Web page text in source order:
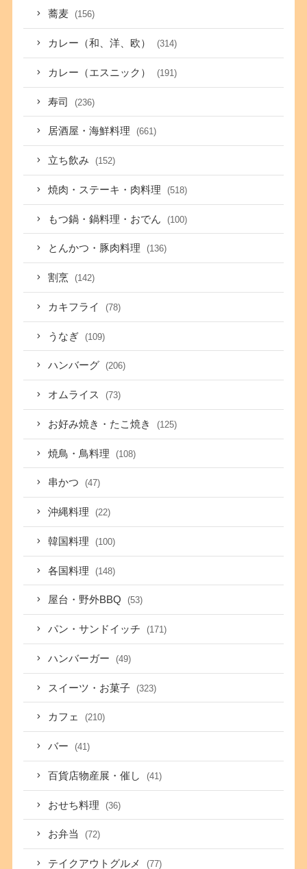
蕎麦 (156)
カレー（和、洋、欧） (314)
カレー（エスニック） (191)
寿司 (236)
居酒屋・海鮮料理 (661)
立ち飲み (152)
焼肉・ステーキ・肉料理 (518)
もつ鍋・鍋料理・おでん (100)
とんかつ・豚肉料理 (136)
割烹 (142)
カキフライ (78)
うなぎ (109)
ハンバーグ (206)
オムライス (73)
お好み焼き・たこ焼き (125)
焼鳥・鳥料理 (108)
串かつ (47)
沖縄料理 (22)
韓国料理 (100)
各国料理 (148)
屋台・野外BBQ (53)
パン・サンドイッチ (171)
ハンバーガー (49)
スイーツ・お菓子 (323)
カフェ (210)
バー (41)
百貨店物産展・催し (41)
おせち料理 (36)
お弁当 (72)
テイクアウトグルメ (77)